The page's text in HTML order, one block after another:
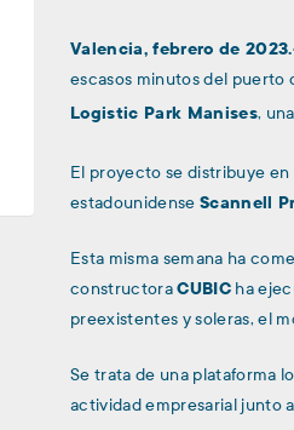
Valencia, febrero de
escasos minutos del puerto
Logistic Park Manises,
El proyecto se distribuye en
estadounidenseScannell
Esta misma semana ha
constructoraCUBIC ha
preexistentes y soleras, el
Se trata de una plataforma
actividad empresarial junto